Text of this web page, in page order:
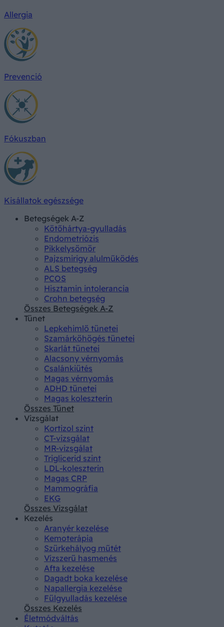
Allergia
Prevenció
Fókuszban
Kisállatok egészsége
Betegségek A-Z
Kötőhártya-gyulladás
Endometriózis
Pikkelysömör
Pajzsmirigy alulműködés
ALS betegség
PCOS
Hisztamin intolerancia
Crohn betegség
Összes Betegségek A-Z
Tünet
Lepkehimlő tünetei
Szamárköhögés tünetei
Skarlát tünetei
Alacsony vérnyomás
Csalánkiütés
Magas vérnyomás
ADHD tünetei
Magas koleszterin
Összes Tünet
Vizsgálat
Kortizol szint
CT-vizsgálat
MR-vizsgálat
Triglicerid szint
LDL-koleszterin
Magas CRP
Mammográfia
EKG
Összes Vizsgálat
Kezelés
Aranyér kezelése
Kemoterápia
Szürkehályog műtét
Vízszerű hasmenés
Afta kezelése
Dagadt boka kezelése
Napallergia kezelése
Fülgyulladás kezelése
Összes Kezelés
Életmódváltás